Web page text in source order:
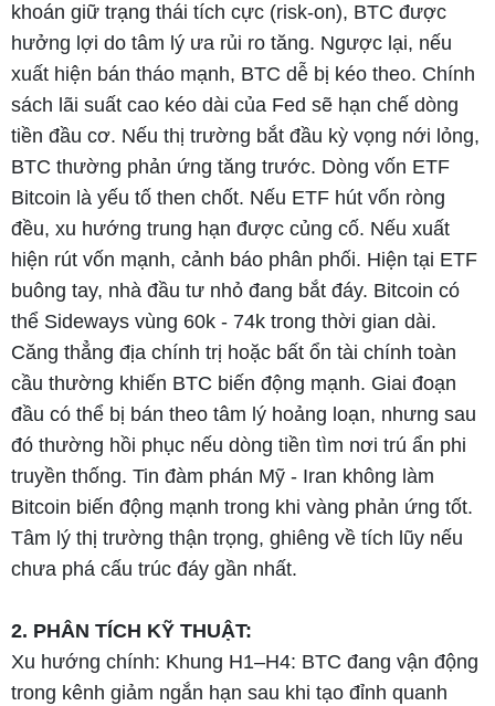
khoán giữ trạng thái tích cực (risk-on), BTC được
hưởng lợi do tâm lý ưa rủi ro tăng. Ngược lại, nếu
xuất hiện bán tháo mạnh, BTC dễ bị kéo theo. Chính
sách lãi suất cao kéo dài của Fed sẽ hạn chế dòng
tiền đầu cơ. Nếu thị trường bắt đầu kỳ vọng nới lỏng,
BTC thường phản ứng tăng trước. Dòng vốn ETF
Bitcoin là yếu tố then chốt. Nếu ETF hút vốn ròng
đều, xu hướng trung hạn được củng cố. Nếu xuất
hiện rút vốn mạnh, cảnh báo phân phối. Hiện tại ETF
buông tay, nhà đầu tư nhỏ đang bắt đáy. Bitcoin có
thể Sideways vùng 60k - 74k trong thời gian dài.
Căng thẳng địa chính trị hoặc bất ổn tài chính toàn
cầu thường khiến BTC biến động mạnh. Giai đoạn
đầu có thể bị bán theo tâm lý hoảng loạn, nhưng sau
đó thường hồi phục nếu dòng tiền tìm nơi trú ẩn phi
truyền thống. Tin đàm phán Mỹ - Iran không làm
Bitcoin biến động mạnh trong khi vàng phản ứng tốt.
Tâm lý thị trường thận trọng, ghiêng về tích lũy nếu
chưa phá cấu trúc đáy gần nhất.
2. PHÂN TÍCH KỸ THUẬT:
Xu hướng chính: Khung H1–H4: BTC đang vận động
trong kênh giảm ngắn hạn sau khi tạo đỉnh quanh